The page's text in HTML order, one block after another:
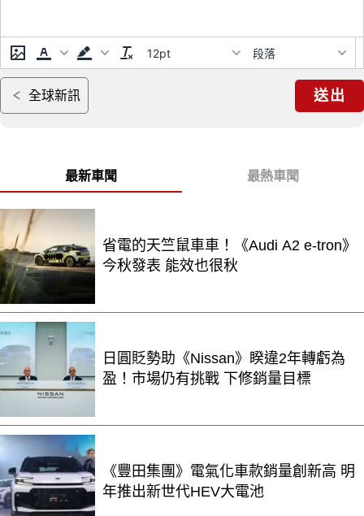
12pt 段落
全球新訊 送出
最新車聞 最熱車聞
省電的天竺鼠車車！《Audi A2 e-tron》
今秋發表 能效也很秋
日圓貶勢助《Nissan》睽違2年轉虧為
盈！市場仍有挑戰 下修銷量目標
《豐田集團》電氣化車款銷量創新高 明
年推出新世代HEV大電池